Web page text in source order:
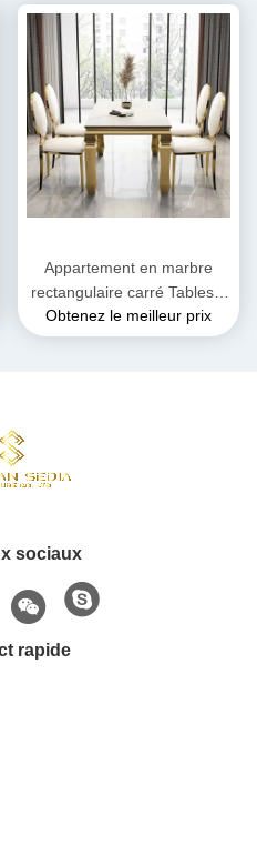
Appartement en marbre
rectangulaire carré Tables à
manger Capacité de 4 à 8
places
Obtenez le meilleur prix
sociaux
rapide